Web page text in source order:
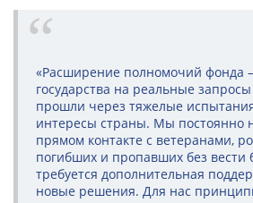
«Расширение полномочий фонда –
государства на реальные
прошли через тяжелые
интересы страны. Мы постоянно
прямом контакте с ветеранами,
погибших и пропавших без вести
требуется дополнительная
новые решения. Для нас